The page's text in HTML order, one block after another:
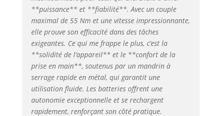
dans les endroits
sombres
AMPShare : Les
batteries et
chargeurs sont
entièrement
compatibles avec
le Professional 18V
System Bosch et
avec de nombreux
autres outils de
**puissance** et **fiabilité**. Avec un couple
maximal de 55 Nm et une vitesse impressionnante,
elle prouve son efficacité dans des tâches
exigeantes. Ce qui me frappe le plus, c’est la
**solidité de l’appareil** et le **confort de la
prise en main**, soutenus par un mandrin à
serrage rapide en métal, qui garantit une
utilisation fluide. Les batteries offrent une
autonomie exceptionnelle et se rechargent
rapidement, renforçant son côté pratique.